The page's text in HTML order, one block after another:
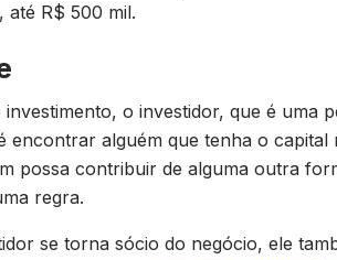
até R$ 500 mil.
o investidor, que é uma
encontrar alguém que tenha o
possa contribuir de alguma outra
regra.
se torna sócio do negócio, ele